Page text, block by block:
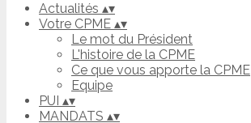
Actualités ▴▾
Votre CPME ▴▾
Le mot du Président
L'histoire de la CPME
Ce que vous apporte la CPME
Equipe
PUI ▴▾
MANDATS ▴▾